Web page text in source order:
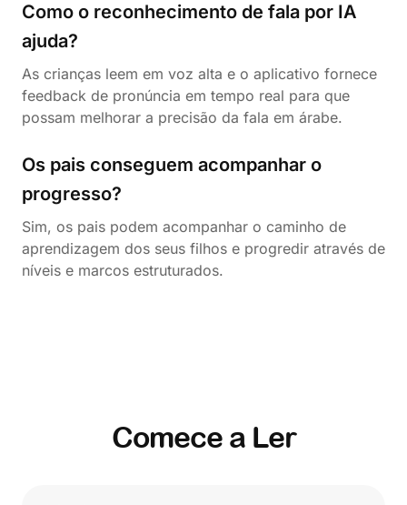
Como o reconhecimento de fala por IA
ajuda?
As crianças leem em voz alta e o aplicativo fornece
feedback de pronúncia em tempo real para que
possam melhorar a precisão da fala em árabe.
Os pais conseguem acompanhar o
progresso?
Sim, os pais podem acompanhar o caminho de
aprendizagem dos seus filhos e progredir através de
níveis e marcos estruturados.
Comece a Ler